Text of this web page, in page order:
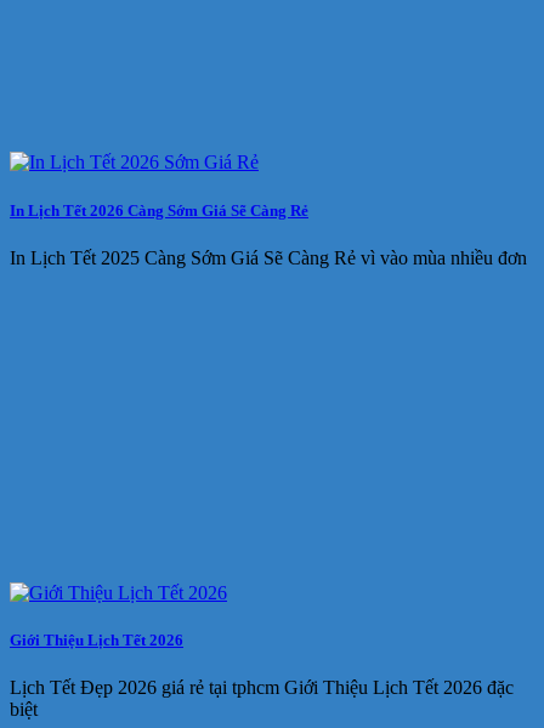
In Lịch Tết 2026 Càng Sớm Giá Sẽ Càng Rẻ
In Lịch Tết 2025 Càng Sớm Giá Sẽ Càng Rẻ vì vào mùa nhiều đơn
Giới Thiệu Lịch Tết 2026
Lịch Tết Đẹp 2026 giá rẻ tại tphcm Giới Thiệu Lịch Tết 2026 đặc
biệt